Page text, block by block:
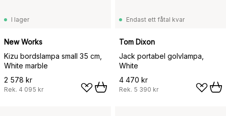
I lager
New Works
Kizu bordslampa small 35 cm,
White marble
2 578 kr
Rek. 4 095 kr
Endast ett fåtal kvar
Tom Dixon
Jack portabel golvlampa,
White
4 470 kr
Rek. 5 390 kr